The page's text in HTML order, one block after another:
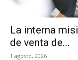
La interna
de venta de...
1 agosto, 2026